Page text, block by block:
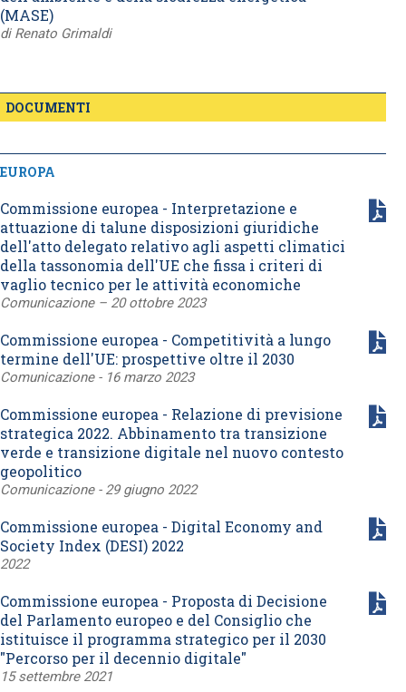
(MASE)
di Renato Grimaldi
DOCUMENTI
EUROPA
Commissione europea - Interpretazione e
attuazione di talune disposizioni giuridiche
dell'atto delegato relativo agli aspetti climatici
della tassonomia dell'UE che fissa i criteri di
vaglio tecnico per le attività economiche
Comunicazione – 20 ottobre 2023
Commissione europea - Competitività a lungo
termine dell'UE: prospettive oltre il 2030
Comunicazione - 16 marzo 2023
Commissione europea - Relazione di previsione
strategica 2022. Abbinamento tra transizione
verde e transizione digitale nel nuovo contesto
geopolitico
Comunicazione - 29 giugno 2022
Commissione europea - Digital Economy and
Society Index (DESI) 2022
2022
Commissione europea - Proposta di Decisione
del Parlamento europeo e del Consiglio che
istituisce il programma strategico per il 2030
"Percorso per il decennio digitale"
15 settembre 2021